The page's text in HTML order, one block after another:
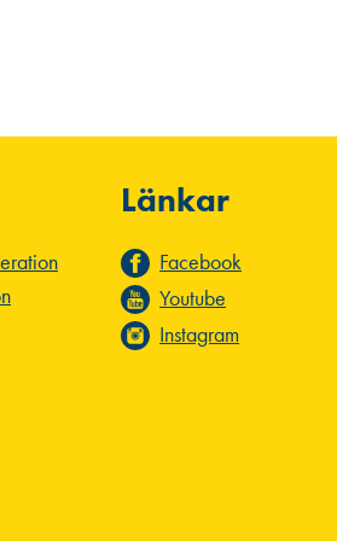
Länkar
Facebook
Youtube
Instagram